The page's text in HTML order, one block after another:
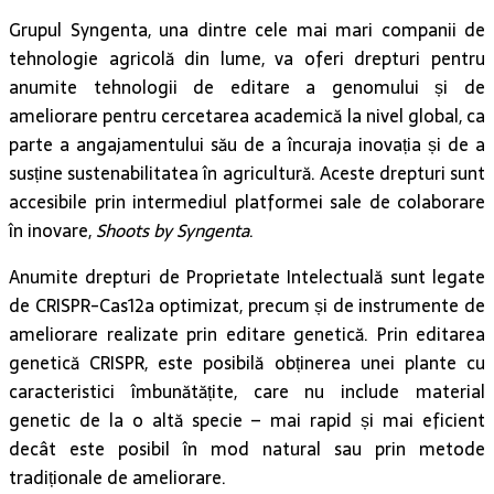
Grupul Syngenta, una dintre cele mai mari companii de
tehnologie agricolă din lume, va oferi drepturi pentru
anumite tehnologii de editare a genomului și de
ameliorare pentru cercetarea academică la nivel global, ca
parte a angajamentului său de a încuraja inovația și de a
susține sustenabilitatea în agricultură. Aceste drepturi sunt
accesibile prin intermediul platformei sale de colaborare
în inovare,Shoots by Syngenta.
Anumite drepturi de Proprietate Intelectuală sunt legate
de CRISPR-Cas12a optimizat, precum și de instrumente de
ameliorare realizate prin editare genetică. Prin editarea
genetică CRISPR, este posibilă obținerea unei plante cu
caracteristici îmbunătățite, care nu include material
genetic de la o altă specie – mai rapid și mai eficient
decât este posibil în mod natural sau prin metode
tradiționale de ameliorare.